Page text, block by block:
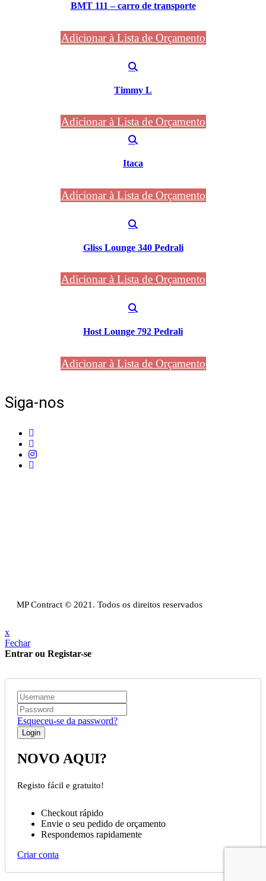
BMT 111 – carro de transporte
Adicionar à Lista de Orçamento
Timmy L
Adicionar à Lista de Orçamento
Itaca
Adicionar à Lista de Orçamento
Gliss Lounge 340 Pedrali
Adicionar à Lista de Orçamento
Host Lounge 792 Pedrali
Adicionar à Lista de Orçamento
Siga-nos
MP Contract © 2021. Todos os direitos reservados
x
Fechar
Entrar ou Registar-se
Esqueceu-se da password?
NOVO AQUI?
Registo fácil e gratuito!
Checkout rápido
Envie o seu pedido de orçamento
Respondemos rapidamente
Criar conta